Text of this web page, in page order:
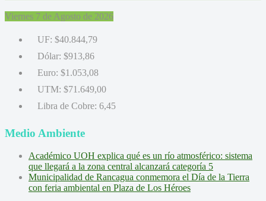
Viernes 7 de Agosto de 2026
UF: $40.844,79
Dólar: $913,86
Euro: $1.053,08
UTM: $71.649,00
Libra de Cobre: 6,45
Medio Ambiente
Académico UOH explica qué es un río atmosférico: sistema
que llegará a la zona central alcanzará categoría 5
Municipalidad de Rancagua conmemora el Día de la Tierra
con feria ambiental en Plaza de Los Héroes